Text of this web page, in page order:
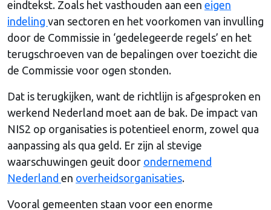
eindtekst. Zoals het vasthouden aan een eigen
indeling van sectoren en het voorkomen van invulling
door de Commissie in ‘gedelegeerde regels’ en het
terugschroeven van de bepalingen over toezicht die
de Commissie voor ogen stonden.
Dat is terugkijken, want de richtlijn is afgesproken en
werkend Nederland moet aan de bak. De impact van
NIS2 op organisaties is potentieel enorm, zowel qua
aanpassing als qua geld. Er zijn al stevige
waarschuwingen geuit door ondernemend
Nederland en overheidsorganisaties.
Vooral gemeenten staan voor een enorme